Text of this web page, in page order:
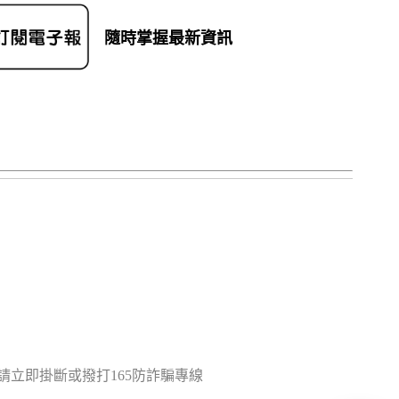
隨時掌握最新資訊
立即掛斷或撥打165防詐騙專線